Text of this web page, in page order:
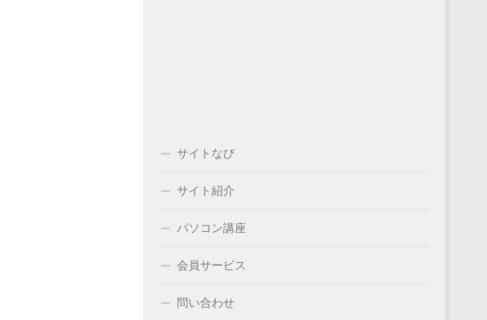
サイトなび
サイト紹介
パソコン講座
会員サービス
問い合わせ